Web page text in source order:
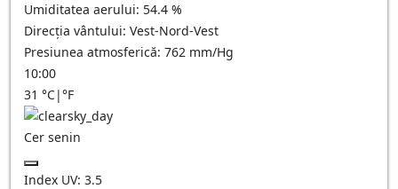
Umiditatea aerului: 54.4 %
Direcția vântului: Vest-Nord-Vest
Presiunea atmosferică: 762 mm/Hg
10:00
31 °C|°F
Cer senin
Index UV: 3.5